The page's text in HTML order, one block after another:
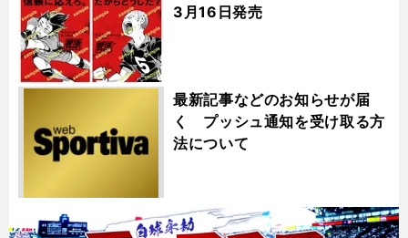
3月16日発売
最新記事などのお知らせが届
く プッシュ通知を受け取る方
法について